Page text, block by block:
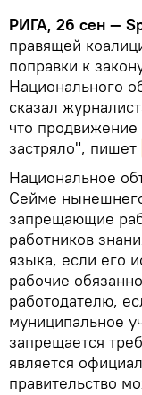
РИГА, 26 сен —
правящей
поправки к
Национального
сказал
что продвижение
застряло", пишет
Национальное
Сейме
запрещающие
работников
языка, если его
рабочие
работодателю,
муниципальное
запрещается
является
правительство